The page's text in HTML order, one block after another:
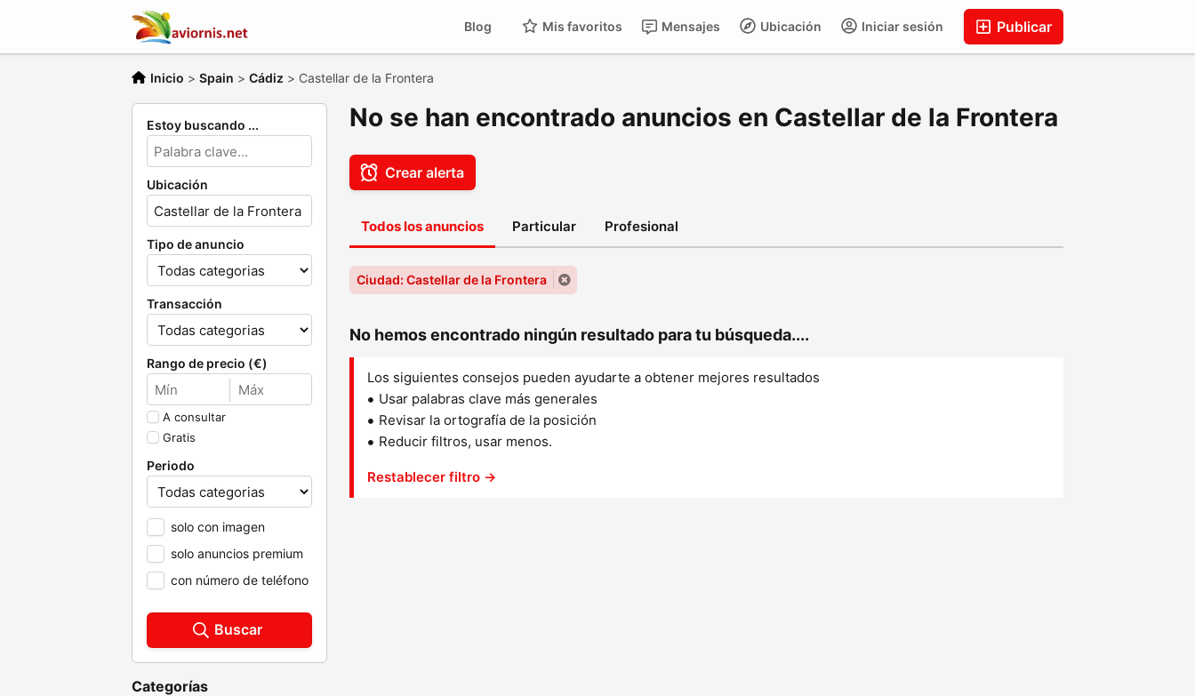
Publicar
Iniciar sesión
Ubicación
Mensajes
Mis favoritos
Blog
Inicio > Spain > Cádiz > Castellar de la Frontera
Estoy buscando ...
Ubicación
Tipo de anuncio
Transacción
Rango de precio (€)
A consultar
Gratis
Periodo
solo con imagen
solo anuncios premium
con número de teléfono
Buscar
Categorías
No se han encontrado anuncios en Castellar de la Frontera
Crear alerta
Todos los anuncios Particular Profesional
Ciudad: Castellar de la Frontera
No hemos encontrado ningún resultado para tu búsqueda....
Los siguientes consejos pueden ayudarte a obtener mejores resultados
Usar palabras clave más generales
Revisar la ortografía de la posición
Reducir filtros, usar menos.
Restablecer filtro →